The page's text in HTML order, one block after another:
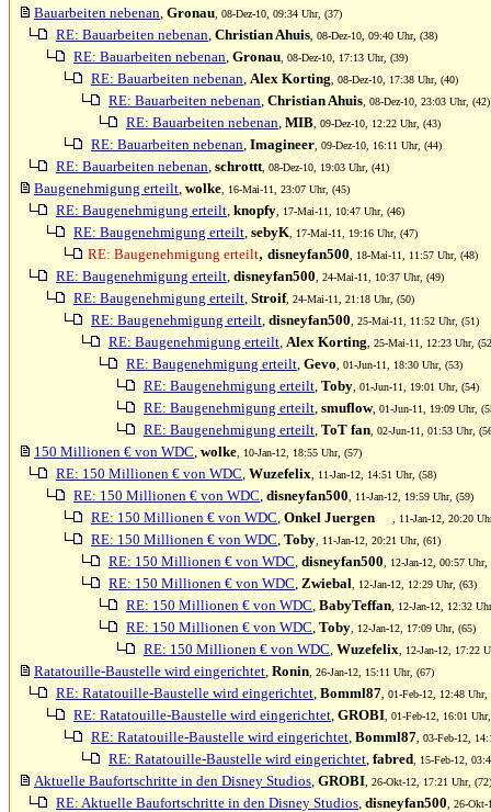
Bauarbeiten nebenan, Gronau , 08-Dez-10, 09:34 Uhr, (37)
RE: Bauarbeiten nebenan, Christian Ahuis , 08-Dez-10, 09:40 Uhr, (38)
RE: Bauarbeiten nebenan, Gronau , 08-Dez-10, 17:13 Uhr, (39)
RE: Bauarbeiten nebenan, Alex Korting , 08-Dez-10, 17:38 Uhr, (40)
RE: Bauarbeiten nebenan, Christian Ahuis , 08-Dez-10, 23:03 Uhr, (42)
RE: Bauarbeiten nebenan, MIB , 09-Dez-10, 12:22 Uhr, (43)
RE: Bauarbeiten nebenan, Imagineer , 09-Dez-10, 16:11 Uhr, (44)
RE: Bauarbeiten nebenan, schrottt , 08-Dez-10, 19:03 Uhr, (41)
Baugenehmigung erteilt, wolke , 16-Mai-11, 23:07 Uhr, (45)
RE: Baugenehmigung erteilt, knopfy , 17-Mai-11, 10:47 Uhr, (46)
RE: Baugenehmigung erteilt, sebyK , 17-Mai-11, 19:16 Uhr, (47)
RE: Baugenehmigung erteilt, disneyfan500 , 18-Mai-11, 11:57 Uhr, (48)
RE: Baugenehmigung erteilt, disneyfan500 , 24-Mai-11, 10:37 Uhr, (49)
RE: Baugenehmigung erteilt, Stroif, 24-Mai-11, 21:18 Uhr, (50)
RE: Baugenehmigung erteilt, disneyfan500 , 25-Mai-11, 11:52 Uhr, (51)
RE: Baugenehmigung erteilt, Alex Korting , 25-Mai-11, 12:23 Uhr,
RE: Baugenehmigung erteilt, Gevo , 01-Jun-11, 18:30 Uhr, (53)
RE: Baugenehmigung erteilt, Toby , 01-Jun-11, 19:01 Uhr, (54)
RE: Baugenehmigung erteilt, smuflow, 01-Jun-11, 19:09 Uhr,
RE: Baugenehmigung erteilt, ToT fan , 02-Jun-11, 01:53 Uhr,
150 Millionen € von WDC, wolke , 10-Jan-12, 18:55 Uhr, (57)
RE: 150 Millionen € von WDC, Wuzefelix , 11-Jan-12, 14:51 Uhr, (58)
RE: 150 Millionen € von WDC, disneyfan500 , 11-Jan-12, 19:59 Uhr, (59)
RE: 150 Millionen € von WDC, Onkel Juergen , 11-Jan-12, 20:20
RE: 150 Millionen € von WDC, Toby , 11-Jan-12, 20:21 Uhr, (61)
RE: 150 Millionen € von WDC, disneyfan500 , 12-Jan-12, 00:57 Uhr,
RE: 150 Millionen € von WDC, Zwiebal , 12-Jan-12, 12:29 Uhr, (63)
RE: 150 Millionen € von WDC, BabyTeffan , 12-Jan-12, 12:32
RE: 150 Millionen € von WDC, Toby , 12-Jan-12, 17:09 Uhr, (65)
RE: 150 Millionen € von WDC, Wuzefelix , 12-Jan-12, 17:22
Ratatouille-Baustelle wird eingerichtet, Ronin , 26-Jan-12, 15:11 Uhr, (67)
RE: Ratatouille-Baustelle wird eingerichtet, Bomml87 , 01-Feb-12, 12:48 Uhr,
RE: Ratatouille-Baustelle wird eingerichtet, GROBI , 01-Feb-12, 16:01
RE: Ratatouille-Baustelle wird eingerichtet, Bomml87 , 03-Feb-12,
RE: Ratatouille-Baustelle wird eingerichtet, fabred , 15-Feb-12,
Aktuelle Baufortschritte in den Disney Studios, GROBI , 26-Okt-12, 17:21 Uhr, (72)
RE: Aktuelle Baufortschritte in den Disney Studios, disneyfan500 , 26-